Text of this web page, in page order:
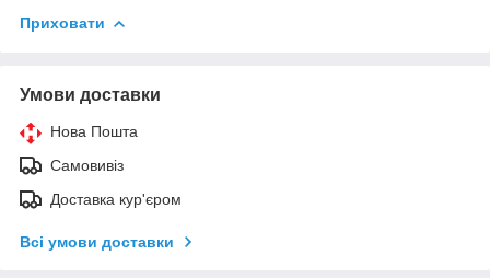
Приховати
Умови доставки
Нова Пошта
Самовивіз
Доставка кур'єром
Всі умови доставки